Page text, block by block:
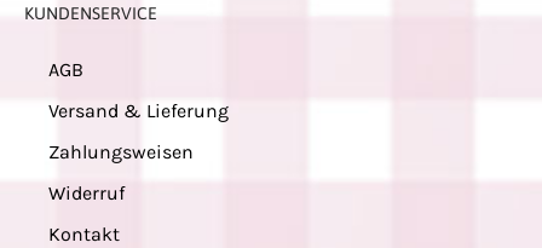
KUNDENSERVICE
AGB
Versand & Lieferung
Zahlungsweisen
Widerruf
Kontakt